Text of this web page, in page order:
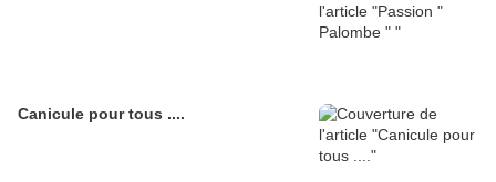
Canicule pour tous ....